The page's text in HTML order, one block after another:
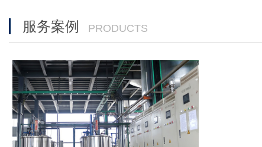
服务案例 PRODUCTS